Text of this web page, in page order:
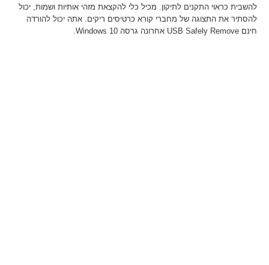
להשבית כראוי התקנים לתיקון. מכיל כלי להקצאת מזהי אותיות ושמות, יכול
להסתיר את התצוגה של מחברי קורא כרטיסים ריקים. אתה יכול להורדה
חינם USB Safely Remove אחרונה גרסה Windows 10.